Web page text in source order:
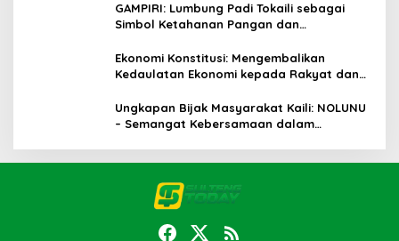
GAMPIRI: Lumbung Padi Tokaili sebagai
Simbol Ketahanan Pangan dan
Ekonomi Konstitusi: Mengembalikan
Kedaulatan Ekonomi kepada Rakyat dan
Ungkapan Bijak Masyarakat Kaili: NOLUNU
– Semangat Kebersamaan dalam